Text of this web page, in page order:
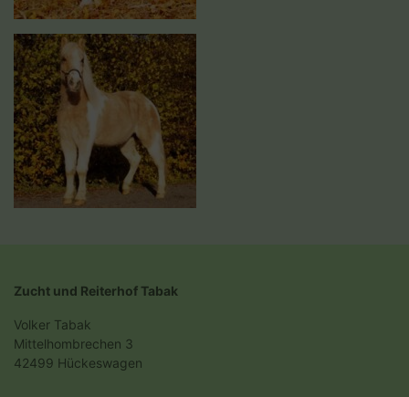
Zucht und Reiterhof Tabak
Volker Tabak
Mittelhombrechen 3
42499 Hückeswagen